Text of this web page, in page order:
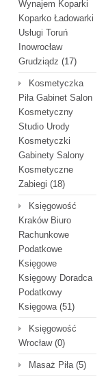
Wynajem Koparki
Koparko Ładowarki
Usługi Toruń
Inowrocław
Grudziądz (17)
Kosmetyczka
Piła Gabinet Salon
Kosmetyczny
Studio Urody
Kosmetyczki
Gabinety Salony
Kosmetyczne
Zabiegi (18)
Księgowość
Kraków Biuro
Rachunkowe
Podatkowe
Księgowe
Księgowy Doradca
Podatkowy
Księgowa(51)
Księgowość
Wrocław(0)
Masaż Piła(5)